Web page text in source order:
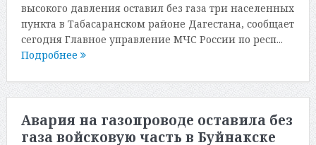
высокого давления оставил без газа три населенных
пункта в Табасаранском районе Дагестана, сообщает
сегодня Главное управление МЧС России по респ...
Подробнее
Авария на газопроводе оставила без
газа войсковую часть в Буйнакске